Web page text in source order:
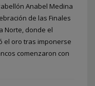
Anabel Medina
de las Finales
Norte, donde el
el oro tras imponerse
comenzaron con